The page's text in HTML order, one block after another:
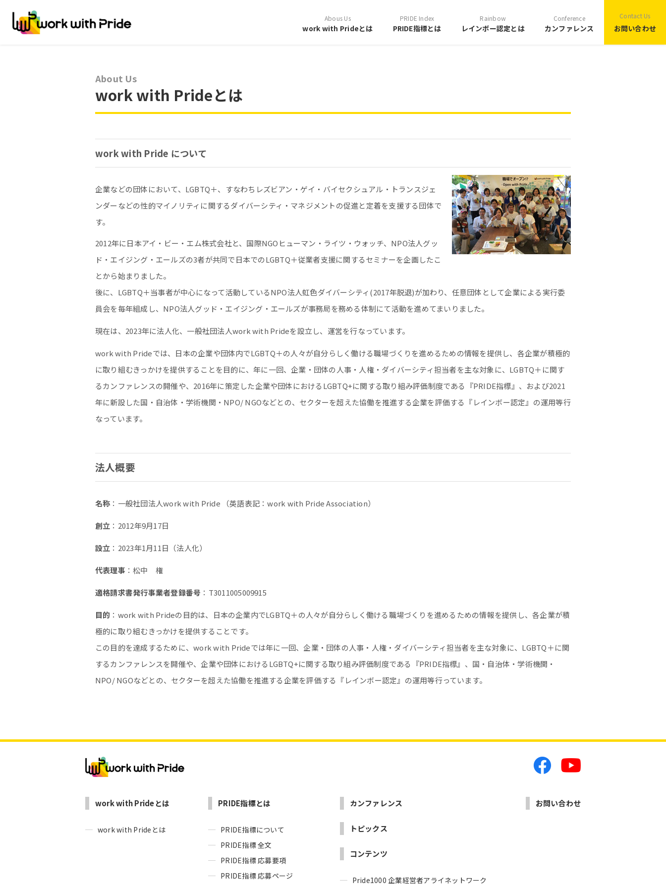
Abous Us
work with Prideとは
PRIDE Index
PRIDE指標とは
Rainbow
レインボー認定とは
Conference
カンファレンス
Contact Us
お問い合わせ
About Us
work with Prideとは
work with Pride について
企業などの団体において、LGBTQ＋、すなわちレズビアン・ゲイ・バイセクシュアル・トランスジェ
ンダーなどの性的マイノリティに関するダイバーシティ・マネジメントの促進と定着を支援する団体で
す。
2012年に日本アイ・ビー・エム株式会社と、国際NGO ヒューマン・ライツ・ウォッチ、 NPO法人グッ
ド・エイジング・エールズの3者が共同で日本でのLGBTQ＋従業者支援に関するセミナーを企画したこ
とから始まりました。
後に、LGBTQ＋当事者が中心になって活動しているNPO法人虹色ダイバーシティ(2017年脱退)が加わり、任意団体として企業による実行委
員会を毎年組成し、NPO法人グッド・エイジング・エールズが事務局を務める体制にて活動を進めてまいりました。
現在は、2023年に法人化、一般社団法人work with Prideを設立し、運営を行なっています。
work with Prideでは、日本の企業や団体内でLGBTQ＋の人々が自分らしく働ける職場づくりを進めるための情報を提供し、各企業が積極的
に取り組むきっかけを提供することを目的に、年に一回、企業・団体の人事・人権・ダイバーシティ担当者を主な対象に、LGBTQ＋に関す
るカンファレンスの開催や、2016年に策定した企業や団体におけるLGBTQ+に関する取り組み評価制度である『PRIDE指標』、および2021
年に新設した国・自治体・学術機関・NPO/ NGOなどとの、セクターを超えた協働を推進する企業を評価する『レインボー認定』の運用等行
なっています。
法人概要
名称 ：一般社団法人work with Pride （英語表記：work with Pride Association）
創立 ：2012年9月17日
設立 ：2023年1月11日（法人化）
代表理事 ：松中 権
適格請求書発行事業者登録番号 ：T3011005009915
目的 ：work with Prideの目的は、日本の企業内でLGBTQ＋の人々が自分らしく働ける職場づくりを進めるための情報を提供し、各企業が積
極的に取り組むきっかけを提供することです。
この目的を達成するために、work with Prideでは年に一回、企業・団体の人事・人権・ダイバーシティ担当者を主な対象に、LGBTQ＋に関
するカンファレンスを開催や、企業や団体におけるLGBTQ+に関する取り組み評価制度である『PRIDE指標』、国・自治体・学術機関・
NPO/ NGOなどとの、セクターを超えた協働を推進する企業を評価する『レインボー認定』の運用等行っています。
work with Prideとは
work with Prideとは
PRIDE指標とは
PRIDE指標について
PRIDE指標 全文
PRIDE指標 応募要項
PRIDE指標 応募ページ
カンファレンス
トピックス
コンテンツ
Pride1000 企業経営者アライネットワーク
お問い合わせ